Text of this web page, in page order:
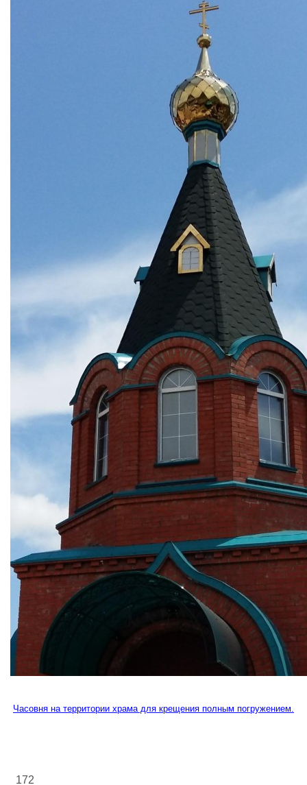
Часовня на территории храма для крещения полным погружением.
172